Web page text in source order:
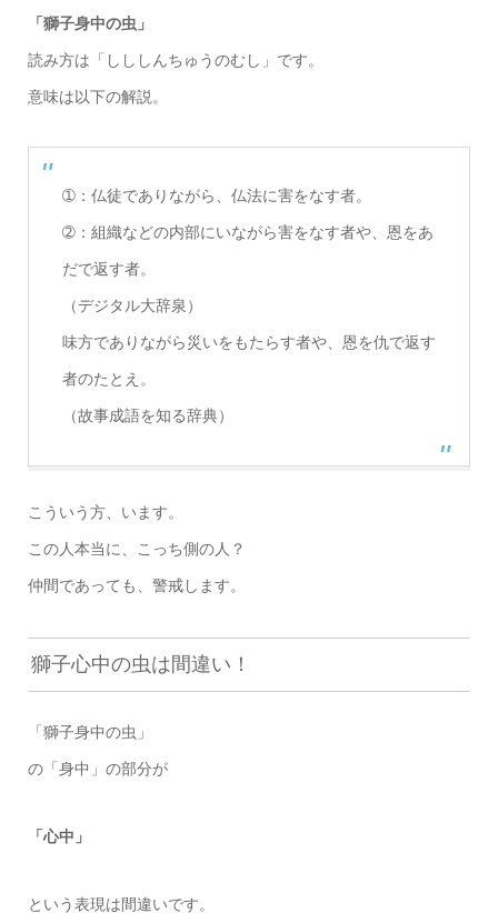
「獅子身中の虫」
読み方は「しししんちゅうのむし」です。
意味は以下の解説。
➀：仏徒でありながら、仏法に害をなす者。
➁：組織などの内部にいながら害をなす者や、恩をあ
だで返す者。
（デジタル大辞泉）
味方でありながら災いをもたらす者や、恩を仇で返す
者のたとえ。
（故事成語を知る辞典）
こういう方、います。
この人本当に、こっち側の人？
仲間であっても、警戒します。
獅子心中の虫は間違い！
「獅子身中の虫」
の「身中」の部分が
「心中」
という表現は間違いです。